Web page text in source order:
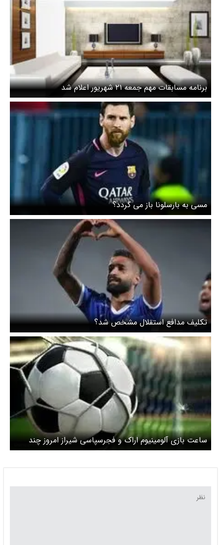
برنامه مسابقات مهم جمعه ۲۱ شهریور اعلام شد
مسی به بارسلونا باز می گردد؟
تکلیف مدافع استقلال مشخص شد؟
ساعت بازی آلومینیوم اراک و فجرسپاسی شیراز امروز چند
است؟ + لینک پخش زنده